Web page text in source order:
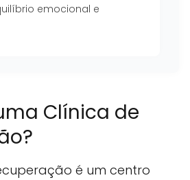
emocional e
Clínica de
é um centro